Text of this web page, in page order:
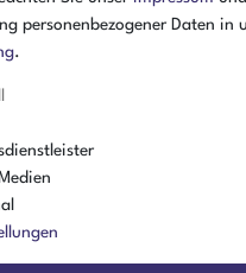
personenbezogener Daten in
.